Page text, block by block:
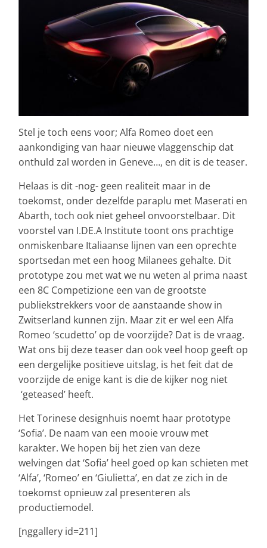
Stel je toch eens voor; Alfa Romeo doet een
aankondiging van haar nieuwe vlaggenschip dat
onthuld zal worden in Geneve…, en dit is de teaser.
Helaas is dit -nog- geen realiteit maar in de
toekomst, onder dezelfde paraplu met Maserati en
Abarth, toch ook niet geheel onvoorstelbaar. Dit
voorstel van I.DE.A Institute toont ons prachtige
onmiskenbare Italiaanse lijnen van een oprechte
sportsedan met een hoog Milanees gehalte. Dit
prototype zou met wat we nu weten al prima naast
een 8C Competizione een van de grootste
publiekstrekkers voor de aanstaande show in
Zwitserland kunnen zijn. Maar zit er wel een Alfa
Romeo ‘scudetto’ op de voorzijde? Dat is de vraag.
Wat ons bij deze teaser dan ook veel hoop geeft op
een dergelijke positieve uitslag, is het feit dat de
voorzijde de enige kant is die de kijker nog niet
‘geteased’ heeft.
Het Torinese designhuis noemt haar prototype
‘Sofia’. De naam van een mooie vrouw met
karakter. We hopen bij het zien van deze
welvingen dat ‘Sofia’ heel goed op kan schieten met
‘Alfa’, ‘Romeo’ en ‘Giulietta’, en dat ze zich in de
toekomst opnieuw zal presenteren als
productiemodel.
[nggallery id=211]